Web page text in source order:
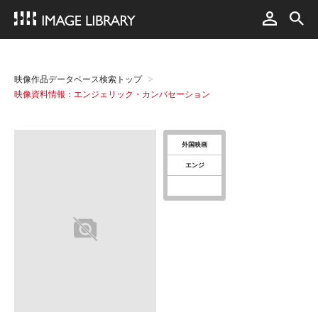
映像作品データベース検索トップ
映像資料情報：エンジェリック・カンバセーション
外国映画
エンジ